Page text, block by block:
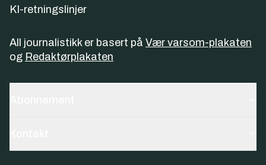
KI-retningslinjer
All journalistikk er basert på Vær varsom-plakaten
og Redaktørplakaten